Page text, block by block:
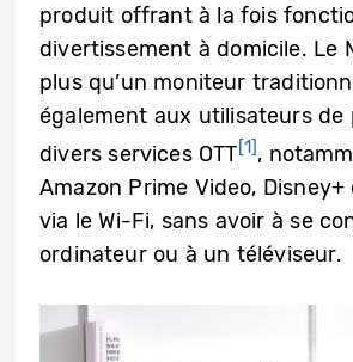
produit offrant à la fois
divertissement à domicile. Le
plus qu’un moniteur
également aux utilisateurs
divers services OTT[1],
Amazon Prime Video, Disney+
via le Wi-Fi, sans avoir à se
ordinateur ou à un téléviseur.